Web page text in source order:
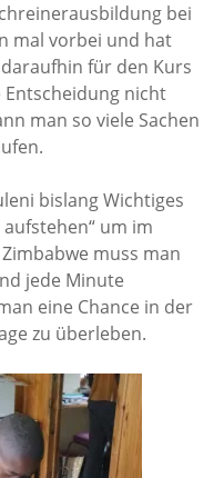
bei
mal vorbei und hat
für den Kurs
Entscheidung nicht
man so viele Sachen
bislang Wichtiges
um im
muss man
jede Minute
eine Chance in der
zu überleben.